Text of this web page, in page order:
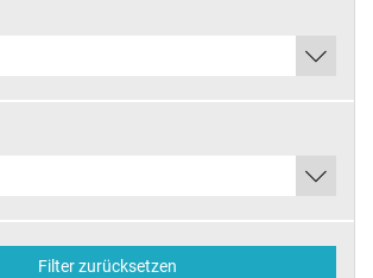
Filter zurücksetzen